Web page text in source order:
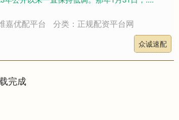
嘉优配平台 分类：正规配资平台网
众诚速配
完成